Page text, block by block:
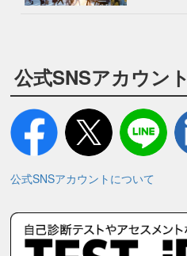
公式SNSアカウント
公式SNSアカウントについて